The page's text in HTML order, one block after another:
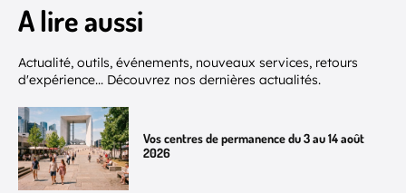
A lire aussi
Actualité, outils, événements, nouveaux services, retours
d'expérience... Découvrez nos dernières actualités.
Vos centres de permanence du 3 au 14 août
2026